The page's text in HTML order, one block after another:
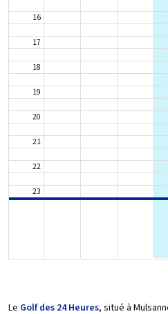
16
17
18
19
20
21
22
23
Le Golf des 24 Heures, situé à